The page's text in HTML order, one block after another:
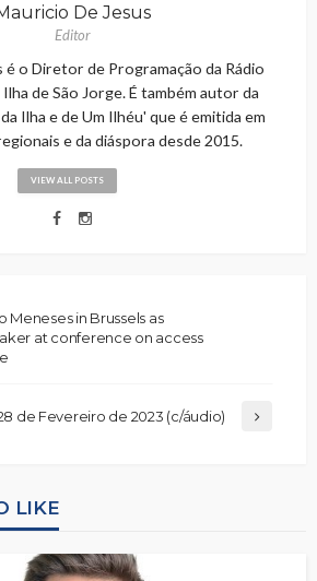
De Jesus
Editor
é o Diretor de Programação da Rádio
de São Jorge. É também autor da
Ilha e de Um Ilhéu' que é emitida em
e da diáspora desde 2015.
VIEW ALL POSTS
Meneses in Brussels as
at conference on access
de Fevereiro de 2023 (c/áudio)
LIKE